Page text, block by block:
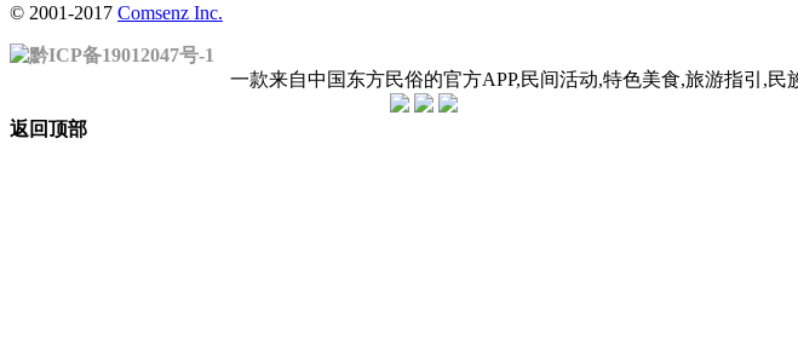
© 2001-2017 Comsenz Inc.
黔ICP备19012047号-1
一款来自中国东方民俗的官方APP,民间活动,特色美食,旅游指引,
返回顶部